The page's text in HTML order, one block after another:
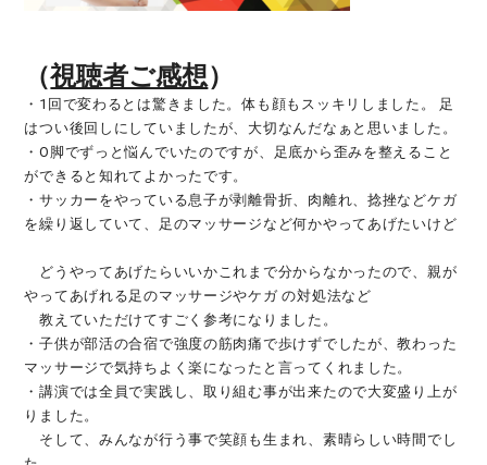
（視聴者ご感想）
・1回で変わるとは驚きました。体も顔もスッキリしました。 足
はつい後回しにしていましたが、大切なんだなぁと思いました。
・O脚でずっと悩んでいたのですが、足底から歪みを整えること
ができると知れてよかったです。
・サッカーをやっている息子が剥離骨折、肉離れ、捻挫などケガ
を繰り返していて、足のマッサージなど何かやってあげたいけど
どうやってあげたらいいかこれまで分からなかったので、親が
やってあげれる足のマッサージやケガ の対処法など
教えていただけてすごく参考になりました。
・子供が部活の合宿で強度の筋肉痛で歩けずでしたが、教わった
マッサージで気持ちよく楽になったと言ってくれました。
・講演では全員で実践し、取り組む事が出来たので大変盛り上が
りました。
そして、みんなが行う事で笑顔も生まれ、素晴らしい時間でし